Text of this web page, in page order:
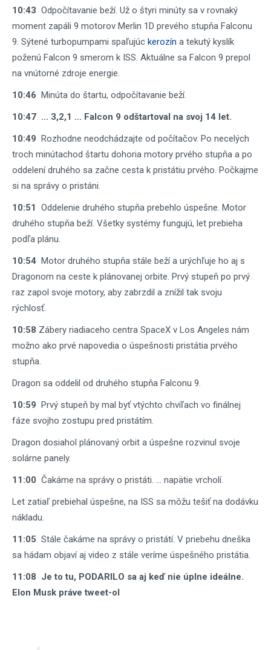
10:43 Odpočítavanie beží. Už o štyri minúty sa v rovnaký
moment zapáli 9 motorov Merlin 1D prevého stupňa Falconu
9. Sýtené turbopumpami spaľujúc kerozín a tekutý kyslík
poženú Falcon 9 smerom k ISS. Aktuálne sa Falcon 9 prepol
na vnútorné zdroje energie.
10:46 Minúta do štartu, odpočítavanie beží.
10:47 ... 3,2,1 ... Falcon 9 odštartoval na svoj 14 let.
10:49 Rozhodne neodchádzajte od počítačov. Po necelých
troch minútachod štartu dohoria motory prvého stupňa a po
oddelení druhého sa začne cesta k pristátiu prvého. Počkajme
si na správy o pristáni.
10:51
Oddelenie druhého stupňa prebehlo úspešne. Motor
druhého stupňa beží. Všetky systémy fungujú, let prebieha
podľa plánu.
10:54 Motor druhého stupňa stále beží a urýchľuje ho aj s
Dragonom na ceste k plánovanej orbite. Prvý stupeň po prvý
raz zapol svoje motory, aby zabrzdil a znížil tak svoju
rýchlosť.
10:58 Zábery riadiaceho centra SpaceX v Los Angeles nám
možno ako prvé napovedia o úspešnosti pristátia prvého
stupňa.
Dragon sa oddelil od druhého stupňa Falconu 9.
10:59 Prvý stupeň by mal byť vtýchto chvíľach vo finálnej
fáze svojho zostupu pred pristátím.
Dragon dosiahol plánovaný orbit a úspešne rozvinul svoje
solárne panely.
11:00 Čakáme na správy o pristáti. ... napätie vrcholí.
Let zatiaľ prebiehal úspešne, na ISS sa môžu tešiť na dodávku
nákladu.
11:05 Stále čakáme na správy o pristátí. V priebehu dneška
sa hádam objaví aj video z stále veríme úspešného pristátia.
11:08 Je to tu, PODARILO sa aj keď nie úplne ideálne.
Elon Musk práve tweet-ol